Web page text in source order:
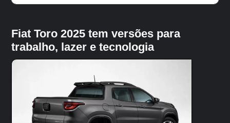
Fiat Toro 2025 tem versões para
trabalho, lazer e tecnologia